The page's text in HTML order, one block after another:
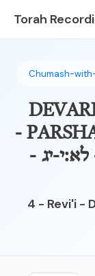
Torah
Chumash-
PARSHAS VAYEILECH 31:10-13 -
יג -
4 - Revi'i -